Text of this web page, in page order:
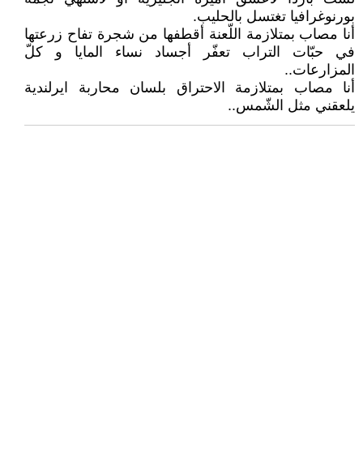
بورنوغرافيا تغتسل بالحليب.
أنا مصاب بمتلازمة اللّعنة أقطفها من شجرة تفاح زرعتها
في حبّات التراب تعفّر أجساد نساء المايا و كلّ
المزارعات..
أنا مصاب بمتلازمة الاحتراق بلسان محاربة ايرلندية
يلعقني مثل الشّمس..